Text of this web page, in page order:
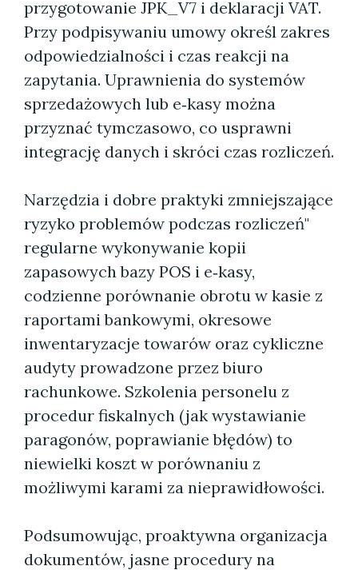
przygotowanie JPK_V7 i deklaracji VAT.
Przy podpisywaniu umowy określ zakres
odpowiedzialności i czas reakcji na
zapytania. Uprawnienia do systemów
sprzedażowych lub e‑kasy można
przyznać tymczasowo, co usprawni
integrację danych i skróci czas rozliczeń.
Narzędzia i dobre praktyki zmniejszające
ryzyko problemów podczas rozliczeń"
regularne wykonywanie kopii
zapasowych bazy POS i e‑kasy,
codzienne porównanie obrotu w kasie z
raportami bankowymi, okresowe
inwentaryzacje towarów oraz cykliczne
audyty prowadzone przez biuro
rachunkowe. Szkolenia personelu z
procedur fiskalnych (jak wystawianie
paragonów, poprawianie błędów) to
niewielki koszt w porównaniu z
możliwymi karami za nieprawidłowości.
Podsumowując, proaktywna organizacja
dokumentów, jasne procedury na